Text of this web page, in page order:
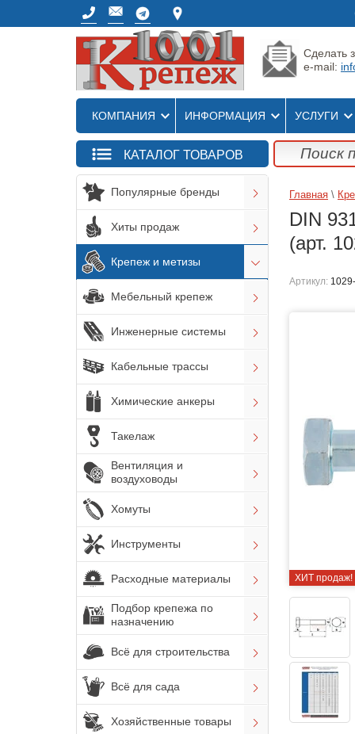
Сделать
e-mail:
КОМПАНИЯ ИНФОРМАЦИЯ УСЛУГИ
КАТАЛОГ ТОВАРОВ
Популярные бренды
Хиты продаж
Крепеж и метизы
Мебельный крепеж
Инженерные системы
Кабельные трассы
Химические анкеры
Такелаж
Вентиляция и
воздуховоды
Хомуты
Инструменты
Расходные материалы
Подбор крепежа по
назначению
Всё для строительства
Всё для сада
Хозяйственные товары
Главная \
DIN
(арт.
Артикул:
ХИТ продаж!